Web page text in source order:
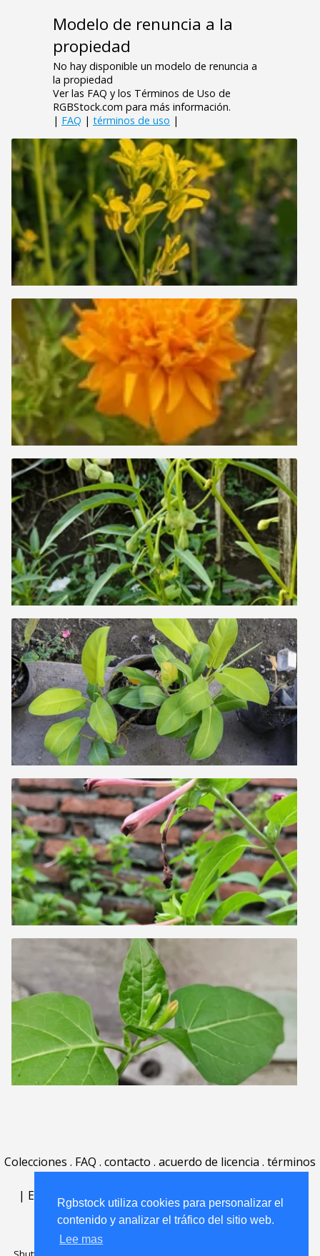
Rgbstock utiliza cookies para personalizar el
contenido y analizar el tráfico del sitio web.
Lee mas
Modelo de renuncia a la
propiedad
No hay disponible un modelo de renuncia a
la propiedad
Ver las FAQ y los Términos de Uso de
RGBStock.com para más información.
| FAQ | términos de uso |
Colecciones . FAQ . contacto . acuerdo de licencia . términos
| English | Deutsch| Español Português
Nederlands|